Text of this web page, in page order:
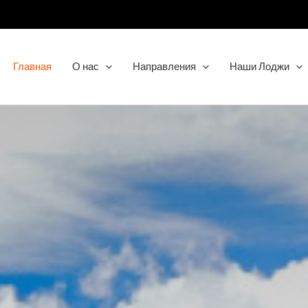
Главная
О нас Направления Наши Лоджи